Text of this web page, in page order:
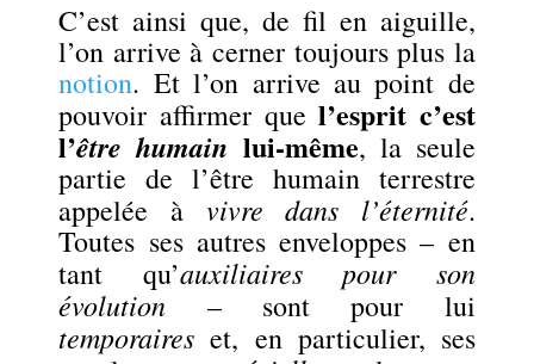
C’est ainsi que, de fil en aiguille,
l’on arrive à cerner toujours plus la
notion. Et l’on arrive au point de
pouvoir affirmer quel’esprit c’est
l’être humain lui-même, la seule
partie de l’être humain terrestre
appelée à vivre dans l’éternité.
Toutes ses autres enveloppes – en
tant qu’auxiliaires pour son
évolution – sont pour lui
temporaires et, en particulier, ses